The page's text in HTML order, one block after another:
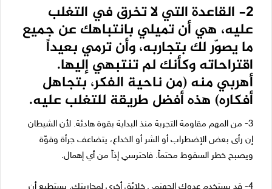
2- القاعدة التي لا تخرق في التغلب
عليه، هي أن تميلي بانتباهك عن جميع
ما يصوّر لك بتجاربه، وأن ترمي بعيداً
اقتراحاته وكأنك لم تنتبهي إليها.
أهربي منه (من ناحية الفكر، بتجاهل
أفكاره) هذه أفضل طريقة للتغلب عليه.
3- من المهم مقاومة التجربة منذ البداية بقوة هادئة. لأن الشيطان
إن رأى بعض الإضطراب أو الشر أو الخداع، يتضاعف جرأة وقوّة
ويصبح خطر السقوط محتماً. فاحترسي إذاً من أي إهمال.